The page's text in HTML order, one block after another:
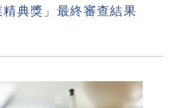
典獎」最終審查結果